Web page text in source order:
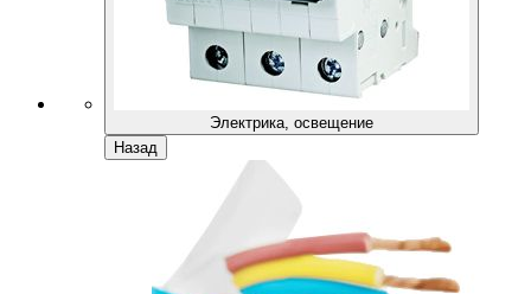
Электрика, освещение
Назад